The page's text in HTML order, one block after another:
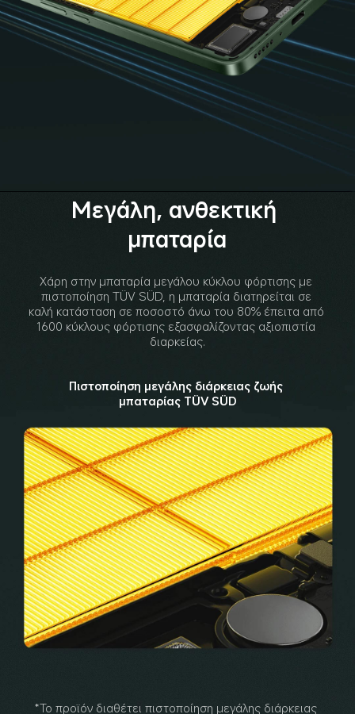
Μεγάλη, ανθεκτική
μπαταρία
Χάρη στην μπαταρία μεγάλου κύκλου φόρτισης με
πιστοποίηση TÜV SÜD, η μπαταρία διατηρείται σε
καλή κατάσταση σε ποσοστό άνω του 80% έπειτα από
1600 κύκλους φόρτισης εξασφαλίζοντας αξιοπιστία
διαρκείας.
Πιστοποίηση μεγάλης διάρκειας ζωής
μπαταρίας TÜV SÜD
*Το προϊόν διαθέτει πιστοποίηση μεγάλης διάρκειας